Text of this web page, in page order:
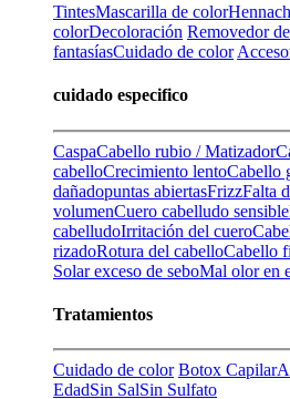
TintesMascarilla de colorHenna
colorDecoloración Removedor
fantasíasCuidado de color
cuidado especifico
CaspaCabello rubio / Matizador
cabelloCrecimiento lentoCabello
dañadopuntas abiertasFrizzFalta
volumenCuero cabelludo sensible
cabelludoIrritación del cuero
rizadoRotura del cabelloCabello
Solarexceso de seboMal olor en
Tratamientos
Cuidado de color Botox Capilar
EdadSin SalSin Sulfato